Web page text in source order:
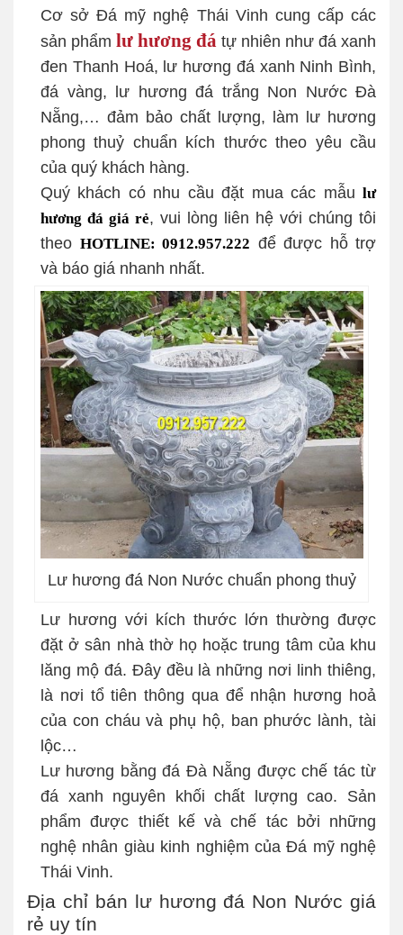
Cơ sở Đá mỹ nghệ Thái Vinh cung cấp các
sản phẩm lư hương đá tự nhiên như đá xanh
đen Thanh Hoá, lư hương đá xanh Ninh Bình,
đá vàng, lư hương đá trắng Non Nước Đà
Nẵng,… đảm bảo chất lượng, làm lư hương
phong thuỷ chuẩn kích thước theo yêu cầu
của quý khách hàng.
Quý khách có nhu cầu đặt mua các mẫu lư
hương đá giá rẻ, vui lòng liên hệ với chúng tôi
theo HOTLINE: 0912.957.222 để được hỗ trợ
và báo giá nhanh nhất.
Lư hương đá Non Nước chuẩn phong thuỷ
Lư hương với kích thước lớn thường được
đặt ở sân nhà thờ họ hoặc trung tâm của khu
lăng mộ đá. Đây đều là những nơi linh thiêng,
là nơi tổ tiên thông qua để nhận hương hoả
của con cháu và phụ hộ, ban phước lành, tài
lộc…
Lư hương bằng đá Đà Nẵng được chế tác từ
đá xanh nguyên khối chất lượng cao. Sản
phẩm được thiết kế và chế tác bởi những
nghệ nhân giàu kinh nghiệm của Đá mỹ nghệ
Thái Vinh.
Địa chỉ bán lư hương đá Non Nước giá
rẻ uy tín